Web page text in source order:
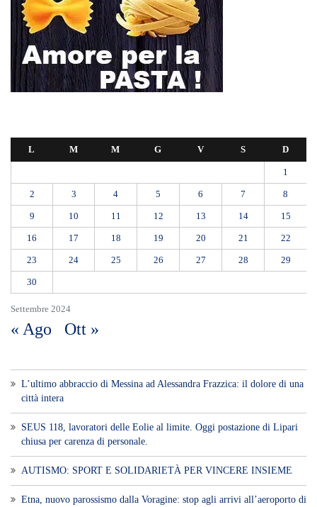
Settembre 2024
L M M G V S D
1
2 3 4 5 6 7 8
9 10 11 12 13 14 15
16 17 18 19 20 21 22
23 24 25 26 27 28 29
30
« Ago Ott »
L’ultimo abbraccio di Messina ad Alessandra Frazzica: il dolore di una
città intera
SEUS 118, lavoratori delle Eolie al limite. Oggi postazione di Lipari
chiusa per carenza di personale.
AUTISMO: SPORT E SOLIDARIETÀ PER VINCERE INSIEME
Etna, nuovo parossismo dalla Voragine: stop agli arrivi all’aeroporto di